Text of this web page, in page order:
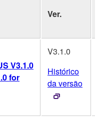
Ver.
V3.1.0
for
V3.1.0
Histórico
da versão